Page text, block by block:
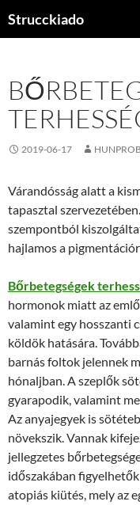
Strucckiado
2019-06-17
Várandósság alatt a
tapasztal
szempontból
hajlamos a
Bőrbetegségek
hormonok miatt az
valamint egy hosszanti
köldök hatására.
barnás foltok jelennek
hónaljban. A szeplők
gyarapodik, valamint
Az anyajegyek is
növekszik. Vannak
jellegzetes
időszakában
atopiás kiütés, mely az